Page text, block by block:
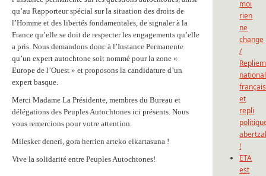
qu’au Rapporteur spécial sur la situation des droits de
l’Homme et des libertés fondamentales, de signaler à la
France qu’elle se doit de respecter les engagements qu’elle
a pris. Nous demandons donc à l’Instance Permanente
qu’un expert autochtone soit nommé pour la zone «
Europe de l’Ouest » et proposons la candidature d’un
expert basque.
Merci Madame La Présidente, membres du Bureau et
délégations des Peuples Autochtones ici présents. Nous
vous remercions pour votre attention.
Milesker deneri, gora herrien arteko elkartasuna !
Vive la solidarité entre Peuples Autochtones!
moi
rien
ne
change
/
et
repli
!
ETA
est